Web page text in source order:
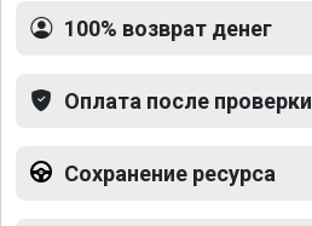
100% возврат денег
Оплата после проверки
Сохранение ресурса